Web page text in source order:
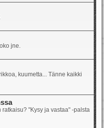
jne.
kuumetta... Tänne kaikki
"Kysy ja vastaa" -palsta